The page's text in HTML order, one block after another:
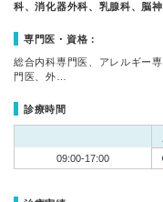
科、消化器外科、乳腺科、脳
専門医・資格：
総合内科専門医、アレルギー
門医、外…
診療時間
09:00-17:00